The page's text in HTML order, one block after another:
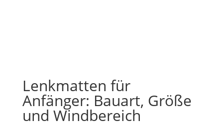
Lenkmatten für
Anfänger: Bauart, Größe
und Windbereich